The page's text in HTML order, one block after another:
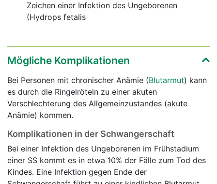
Zeichen einer Infektion des Ungeborenen
(Hydrops fetalis
Mögliche Komplikationen
Bei Personen mit chronischer Anämie (Blutarmut) kann
es durch die Ringelröteln zu einer akuten
Verschlechterung des Allgemeinzustandes (akute
Anämie) kommen.
Komplikationen in der Schwangerschaft
Bei einer Infektion des Ungeborenen im Frühstadium
einer SS kommt es in etwa 10% der Fälle zum Tod des
Kindes. Eine Infektion gegen Ende der